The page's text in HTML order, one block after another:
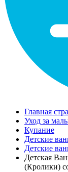
Главная
Уход за
Купание
Детские
Детские
Детская
(Кролики)